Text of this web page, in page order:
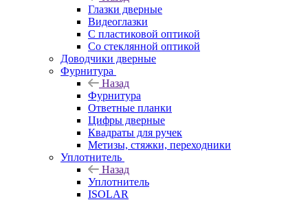
Глазки дверные
Видеоглазки
С пластиковой оптикой
Со стеклянной оптикой
Доводчики дверные
Фурнитура
Назад
Фурнитура
Ответные планки
Цифры дверные
Квадраты для ручек
Метизы, стяжки, переходники
Уплотнитель
Назад
Уплотнитель
ISOLAR